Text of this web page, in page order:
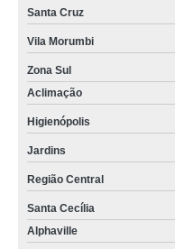
Santa Cruz
Vila Morumbi
Zona Sul
Aclimação
Higienópolis
Jardins
Região Central
Santa Cecília
Alphaville